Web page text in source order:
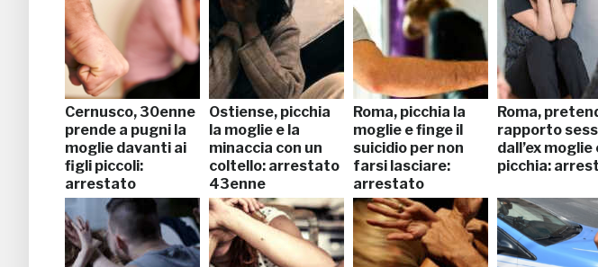
Cernusco, 30enne
prende a pugni la
moglie davanti ai
figli piccoli:
arrestato
Ostiense, picchia
la moglie e la
minaccia con un
coltello: arrestato
43enne
Roma, picchia la
moglie e finge il
suicidio per non
farsi lasciare:
arrestato
Roma,
rapporto
dall’ex moglie
picchia: